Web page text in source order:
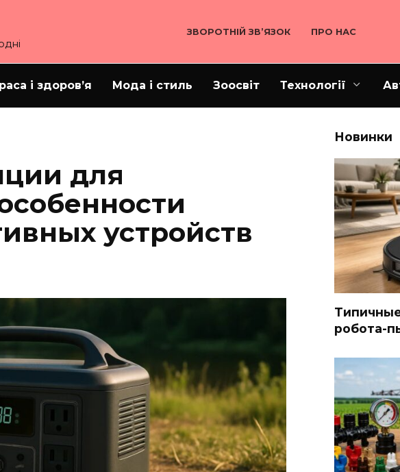
ЗВОРОТНІЙ ЗВ’ЯЗОК ПРО НАС
і здоров’я Мода і стиль Зоосвіт Технології
для
устройств
Новинки
робота-